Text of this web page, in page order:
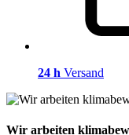
24 h Versand
Wir arbeiten